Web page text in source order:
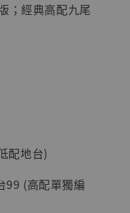
；經典高配九尾
配地台)
99 (高配單獨編